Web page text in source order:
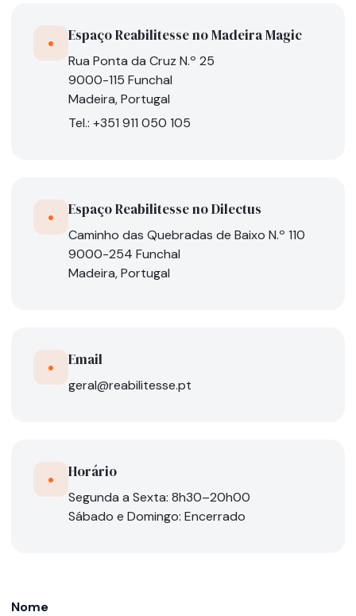
• Espaço Reabilitesse no Madeira Magic
Rua Ponta da Cruz N.º 25
9000-115 Funchal
Madeira, Portugal
Tel.: +351 911 050 105
• Espaço Reabilitesse no Dilectus
Caminho das Quebradas de Baixo N.º 110
9000-254 Funchal
Madeira, Portugal
• Email
geral@reabilitesse.pt
• Horário
Segunda a Sexta: 8h30–20h00
Sábado e Domingo: Encerrado
Nome